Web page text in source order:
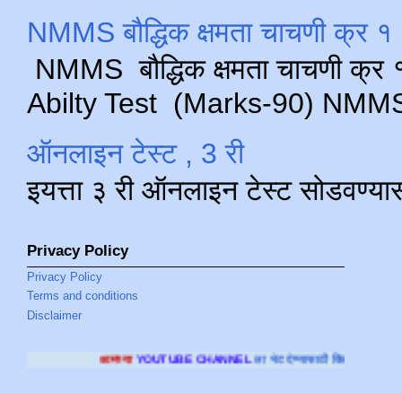
NMMS बौद्धिक क्षमता चाचणी क्र
NMMS बौद्धिक क्षमता चाचणी
Abilty Test (Marks-90) NMMS
ऑनलाइन टेस्ट , 3 री
इयत्ता ३ री ऑनलाइन टेस्ट
Privacy Policy
Privacy Policy
Terms and conditions
Disclaimer
YOUTUBE CHANNEL ला भेट देण्यासाठी क्लिक करा.